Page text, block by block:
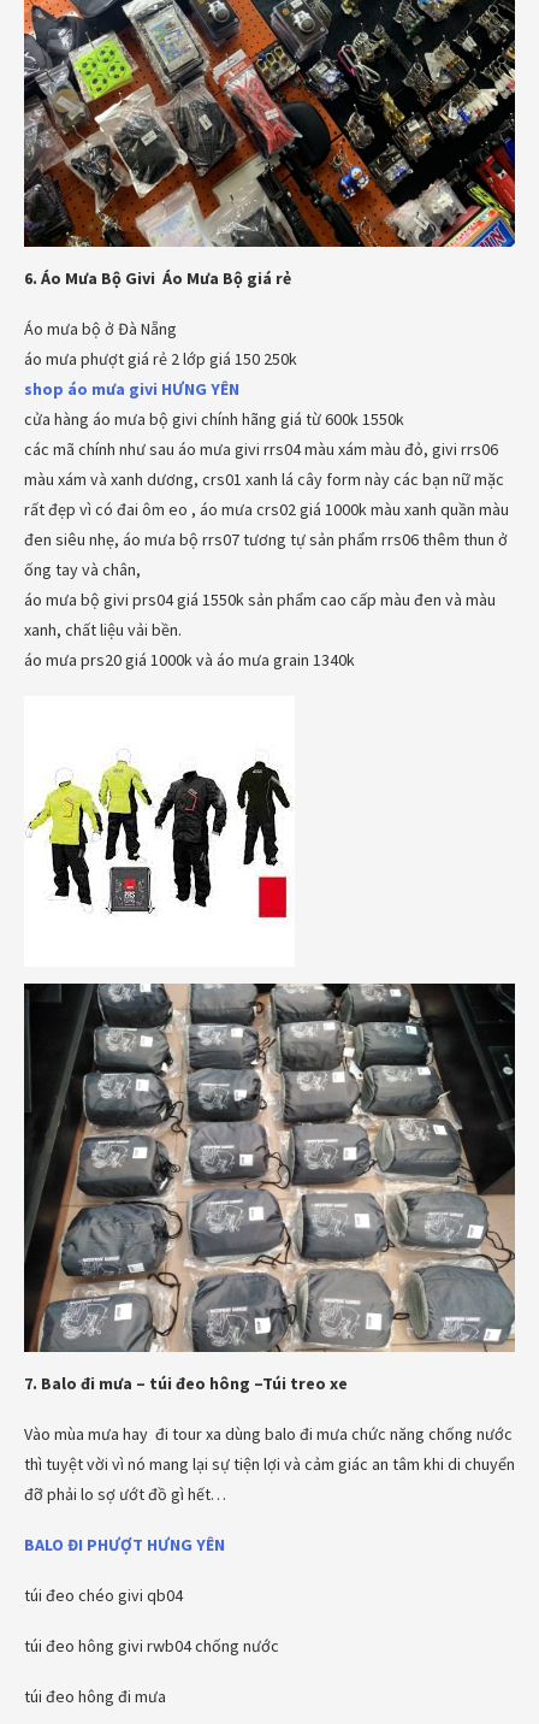
6. Áo Mưa Bộ Givi Áo Mưa Bộ giá rẻ
Áo mưa bộ ở Đà Nẵng
áo mưa phượt giá rẻ 2 lớp giá 150 250k
shop áo mưa givi HƯNG YÊN
cửa hàng áo mưa bộ givi chính hãng giá từ 600k 1550k
các mã chính như sau áo mưa givi rrs04 màu xám màu đỏ, givi rrs06
màu xám và xanh dương, crs01 xanh lá cây form này các bạn nữ mặc
rất đẹp vì có đai ôm eo , áo mưa crs02 giá 1000k màu xanh quần màu
đen siêu nhẹ, áo mưa bộ rrs07 tương tự sản phẩm rrs06 thêm thun ở
ống tay và chân,
áo mưa bộ givi prs04 giá 1550k sản phẩm cao cấp màu đen và màu
xanh, chất liệu vải bền.
áo mưa prs20 giá 1000k và áo mưa grain 1340k
7. Balo đi mưa – túi đeo hông –Túi treo xe
Vào mùa mưa hay đi tour xa dùng balo đi mưa chức năng chống nước
thì tuyệt vời vì nó mang lại sự tiện lợi và cảm giác an tâm khi di chuyển
đỡ phải lo sợ ướt đồ gì hết…
BALO ĐI PHƯỢT HƯNG YÊN
túi đeo chéo givi qb04
túi đeo hông givi rwb04 chống nước
túi đeo hông đi mưa